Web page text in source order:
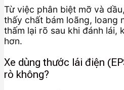
Từ việc phân biệt mỡ và dầu,
thấy chất bám loãng, loang
thấm lại rõ sau khi đánh lái,
hơn.
Xe dùng thước lái điện
rò không?